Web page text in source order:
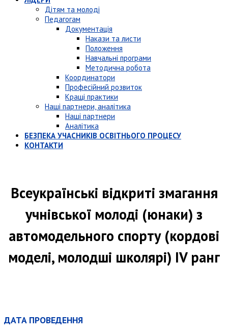
Дітям та молоді
Педагогам
Документація
Накази та листи
Положення
Навчальні програми
Методична робота
Координатори
Професійний розвиток
Кращі практики
Наші партнери, аналітика
Наші партнери
Аналітика
БЕЗПЕКА УЧАСНИКІВ ОСВІТНЬОГО ПРОЦЕСУ
КОНТАКТИ
Всеукраїнські відкриті змагання
учнівської молоді (юнаки) з
автомодельного спорту (кордові
моделі, молодші школярі) IV ранг
ДАТА ПРОВЕДЕННЯ